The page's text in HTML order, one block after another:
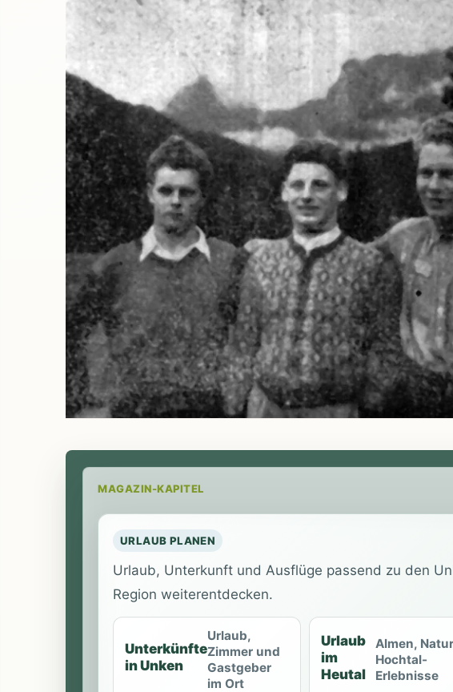
MAGAZIN-KAPITEL
URLAUB PLANEN
Urlaub, Unterkunft und Ausflüge passend zu den
Region weiterentdecken.
Unterkünfte
in Unken
Urlaub,
Zimmer und
Gastgeber
im Ort
Urlaub
im
Heutal
Almen,
Hochtal-
Erlebnisse